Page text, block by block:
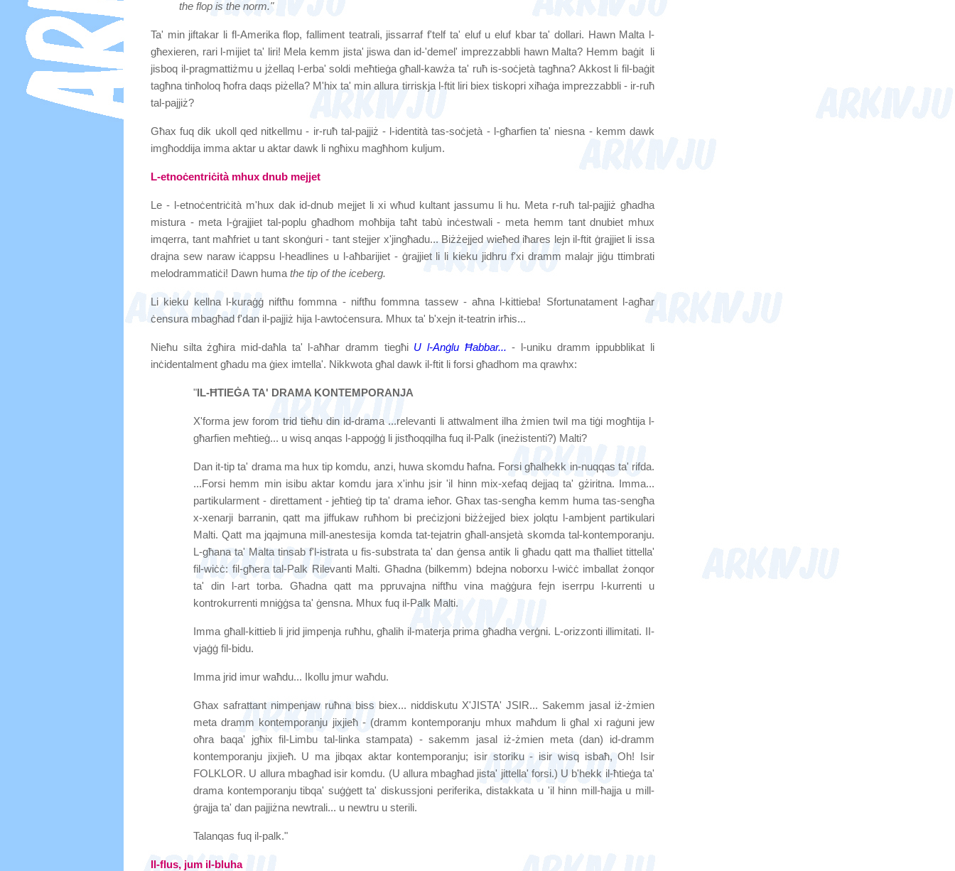
the flop is the norm."
Ta' min jiftakar li fl-Amerika flop, falliment teatrali, jissarraf f'telf ta' eluf u eluf kbar ta' dollari. Hawn Malta l-
għexieren, rari l-mijiet ta' liri! Mela kemm jista' jiswa dan id-'demel' imprezzabbli hawn Malta? Hemm baġit li
jisboq il-pragmattiżmu u jżellaq l-erba' soldi meħtieġa għall-kawża ta' ruħ is-soċjetà tagħna? Akkost li fil-baġit
tagħna tinħoloq ħofra daqs piżella? M'hix ta' min allura tirriskja l-ftit liri biex tiskopri xiħaġa imprezzabbli - ir-ruħ
tal-pajjiż?
Għax fuq dik ukoll qed nitkellmu - ir-ruħ tal-pajjiż - l-identità tas-soċjetà - l-għarfien ta' niesna - kemm dawk
imgħoddija imma aktar u aktar dawk li ngħixu magħhom kuljum.
L-etnoċentriċità mhux dnub mejjet
Le - l-etnoċentriċità m'hux dak id-dnub mejjet li xi wħud kultant jassumu li hu. Meta r-ruħ tal-pajjiż għadha
mistura - meta l-ġrajjiet tal-poplu għadhom moħbija taħt tabù inċestwali - meta hemm tant dnubiet mhux
imqerra, tant maħfriet u tant skonġuri - tant stejjer x'jingħadu... Biżżejjed wieħed iħares lejn il-ftit ġrajjiet li issa
drajna sew naraw iċappsu l-headlines u l-aħbarijiet - ġrajjiet li li kieku jidhru f'xi dramm malajr jiġu ttimbrati
melodrammatiċi! Dawn huma the tip of the iceberg.
Li kieku kellna l-kuraġġ niftħu fommna - niftħu fommna tassew - aħna l-kittieba! Sfortunatament l-agħar
ċensura mbagħad f'dan il-pajjiż hija l-awtoċensura. Mhux ta' b'xejn it-teatrin irħis...
Nieħu silta żgħira mid-daħla ta' l-aħħar dramm tiegħi U l-Anġlu Ħabbar... - l-uniku dramm ippubblikat li
inċidentalment għadu ma ġiex imtella'. Nikkwota għal dawk il-ftit li forsi għadhom ma qrawhx:
" IL-ĦTIEĠA TA' DRAMA KONTEMPORANJA
X'forma jew forom trid tieħu din id-drama ...relevanti li attwalment ilha żmien twil ma tiġi mogħtija l-
għarfien meħtieġ... u wisq anqas l-appoġġ li jistħoqqilha fuq il-Palk (ineżistenti?) Malti?
Dan it-tip ta' drama ma hux tip komdu, anzi, huwa skomdu ħafna. Forsi għalhekk in-nuqqas ta' rifda.
...Forsi hemm min isibu aktar komdu jara x'inhu jsir 'il hinn mix-xefaq dejjaq ta' gżiritna. Imma...
partikularment - direttament - jeħtieġ tip ta' drama ieħor. Għax tas-sengħa kemm huma tas-sengħa
x-xenarji barranin, qatt ma jiffukaw ruħhom bi preċizjoni biżżejjed biex jolqtu l-ambjent partikulari
Malti. Qatt ma jqajmuna mill-anestesija komda tat-tejatrin għall-ansjetà skomda tal-kontemporanju.
L-għana ta' Malta tinsab f'l-istrata u fis-substrata ta' dan ġensa antik li għadu qatt ma tħalliet tittella'
fil-wiċċ: fil-għera tal-Palk Rilevanti Malti. Għadna (bilkemm) bdejna noborxu l-wiċċ imballat żonqor
ta' din l-art torba. Għadna qatt ma ppruvajna niftħu vina maġġura fejn iserrpu l-kurrenti u
kontrokurrenti mniġġsa ta' ġensna. Mhux fuq il-Palk Malti.
Imma għall-kittieb li jrid jimpenja ruħhu, għalih il-materja prima għadha verġni. L-orizzonti illimitati. II-
vjaġġ fil-bidu.
Imma jrid imur waħdu... Ikollu jmur waħdu.
Għax safrattant nimpenjaw ruħna biss biex... niddiskutu X'JISTA' JSIR... Sakemm jasal iż-żmien
meta dramm kontemporanju jixjieħ - (dramm kontemporanju mhux maħdum li għal xi raġuni jew
oħra baqa' jgħix fil-Limbu tal-linka stampata) - sakemm jasal iż-żmien meta (dan) id-dramm
kontemporanju jixjieħ. U ma jibqax aktar kontemporanju; isir storiku - isir wisq isbaħ, Oh! Isir
FOLKLOR. U allura mbagħad isir komdu. (U allura mbagħad jista' jittella' forsi.) U b'hekk il-ħtieġa ta'
drama kontemporanju tibqa' suġġett ta' diskussjoni periferika, distakkata u 'il hinn mill-ħajja u mill-
ġrajja ta' dan pajjiżna newtrali... u newtru u sterili.
Talanqas fuq il-palk."
Il-flus, jum il-bluha